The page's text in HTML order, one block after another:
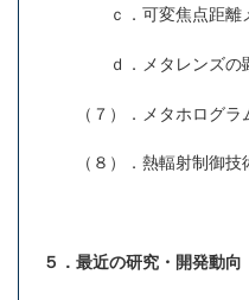
ｃ．可変焦点距離メ
ｄ．メタレンズの顕
（７）．メタホログラ
（８）．熱輻射制御技
５．最近の研究・開発動向